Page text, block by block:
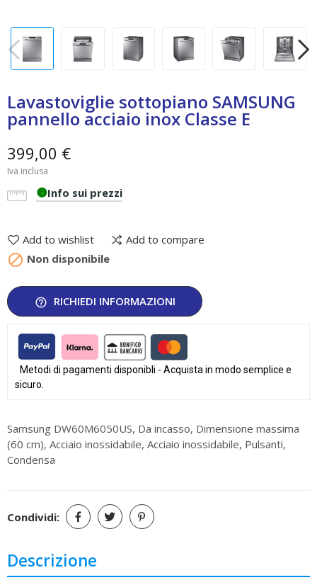
Lavastoviglie sottopiano SAMSUNG
pannello acciaio inox Classe E
399,00 €
Iva inclusa
infoInfo sui prezzi
Add to wishlist Add to compare
 Non disponibile
help_outline RICHIEDI INFORMAZIONI
Metodi di pagamenti disponibli - Acquista in modo semplice e
sicuro.
Samsung DW60M6050US, Da incasso, Dimensione massima
(60 cm), Acciaio inossidabile, Acciaio inossidabile, Pulsanti,
Condensa
Condividi:
Descrizione